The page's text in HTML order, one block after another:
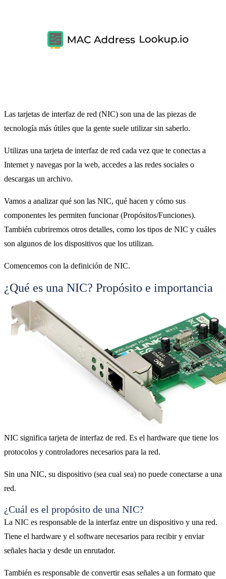
Las tarjetas de interfaz de red (NIC) son una de las piezas de
tecnología más útiles que la gente suele utilizar sin saberlo.
Utilizas una tarjeta de interfaz de red cada vez que te conectas a
Internet y navegas por la web, accedes a las redes sociales o
descargas un archivo.
Vamos a analizar qué son las NIC, qué hacen y cómo sus
componentes les permiten funcionar (Propósitos/Funciones).
También cubriremos otros detalles, como los tipos de NIC y cuáles
son algunos de los dispositivos que los utilizan.
Comencemos con la definición de NIC.
¿Qué es una NIC? Propósito e importancia
NIC significa tarjeta de interfaz de red. Es el hardware que tiene los
protocolos y controladores necesarios para la red.
Sin una NIC, su dispositivo (sea cual sea) no puede conectarse a una
red.
¿Cuál es el propósito de una NIC?
La NIC es responsable de la interfaz entre un dispositivo y una red.
Tiene el hardware y el software necesarios para recibir y enviar
señales hacia y desde un enrutador.
También es responsable de convertir esas señales a un formato que